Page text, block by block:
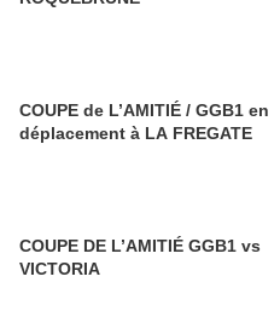
COUPE de L’AMITIÉ / GGB1 en
déplacement à LA FREGATE
COUPE DE L’AMITIÉ GGB1 vs
VICTORIA